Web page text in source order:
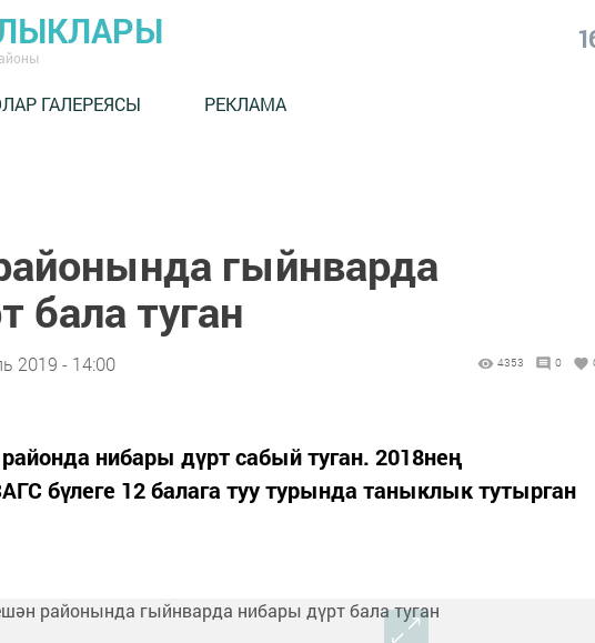
ГАЛЕРЕЯСЫ РЕКЛАМА
гыйнварда
бала туган
2019 - 14:00 4353 0
нибары дүрт сабый туган. 2018нең
бүлеге 12 балага туу турында таныклык тутырган